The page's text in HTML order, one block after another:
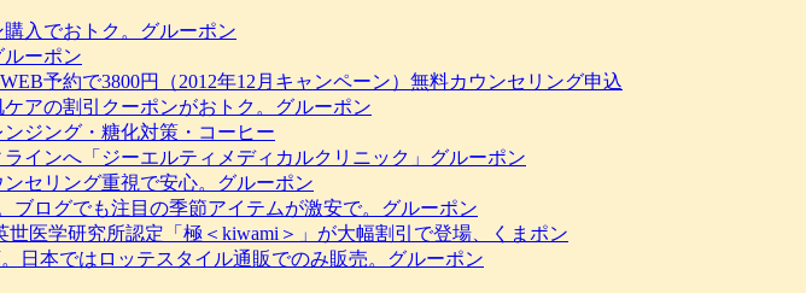
入でおトク。グルーポン
ーポン
予約で3800円（2012年12月キャンペーン）無料カウンセリング申込
アの割引クーポンがおトク。グルーポン
ジング・糖化対策・コーヒー
インへ「ジーエルティメディカルクリニック」グルーポン
セリング重視で安心。グルーポン
ブログでも注目の季節アイテムが激安で。グルーポン
医学研究所認定「極＜kiwami＞」が大幅割引で登場、くまポン
日本ではロッテスタイル通販でのみ販売。グルーポン